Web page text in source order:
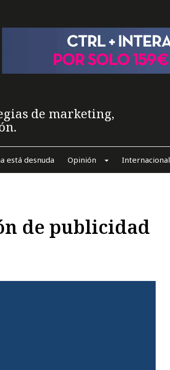
de marketing,
está desnuda Opinión Internacional
de publicidad